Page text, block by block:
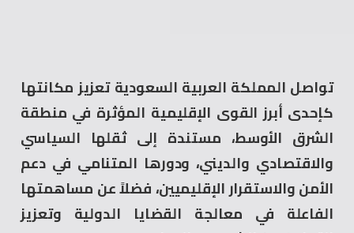
تواصل المملكة العربية السعودية تعزيز مكانتها
كإحدى أبرز القوى الإقليمية المؤثرة في منطقة
الشرق الأوسط، مستندة إلى ثقلها السياسي
والاقتصادي والديني، ودورها المتنامي في دعم
الأمن والاستقرار الإقليميين، فضلاً عن مساهمتها
الفاعلة في معالجة القضايا الدولية وتعزيز